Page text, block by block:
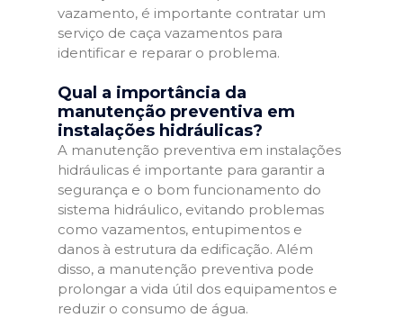
vazamento, é importante contratar um
serviço de caça vazamentos para
identificar e reparar o problema.
Qual a importância da
manutenção preventiva em
instalações hidráulicas?
A manutenção preventiva em instalações
hidráulicas é importante para garantir a
segurança e o bom funcionamento do
sistema hidráulico, evitando problemas
como vazamentos, entupimentos e
danos à estrutura da edificação. Além
disso, a manutenção preventiva pode
prolongar a vida útil dos equipamentos e
reduzir o consumo de água.